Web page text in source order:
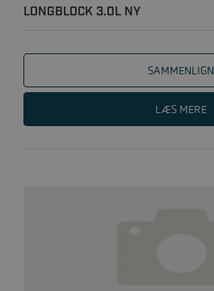
LONGBLOCK 3.0L NY
SAMMENLIGN
LÆS MERE